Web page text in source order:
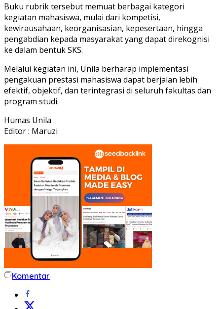
Buku rubrik tersebut memuat berbagai kategori
kegiatan mahasiswa, mulai dari kompetisi,
kewirausahaan, keorganisasian, kepesertaan, hingga
pengabdian kepada masyarakat yang dapat direkognisi
ke dalam bentuk SKS.
Melalui kegiatan ini, Unila berharap implementasi
pengakuan prestasi mahasiswa dapat berjalan lebih
efektif, objektif, dan terintegrasi di seluruh fakultas dan
program studi.
Humas Unila
Editor : Maruzi
Komentar